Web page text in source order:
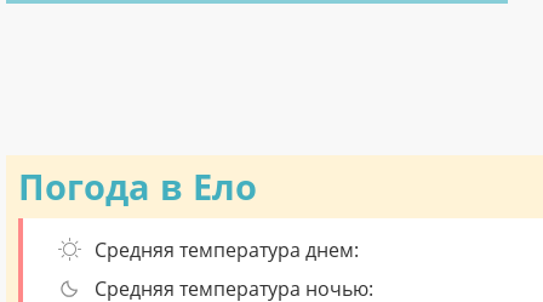
Погода в Ело
Средняя температура днем:
Средняя температура ночью: